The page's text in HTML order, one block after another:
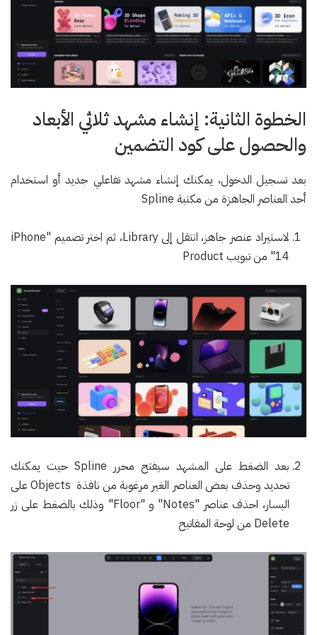
الخطوة الثانية: إنشاء مشهد ثلاثي الأبعاد
والحصول على كود التضمين
بعد تسجيل الدخول، يمكنك إنشاء مشهد تفاعلي جديد أو استخدام
أحد العناصر الجاهزة من مكتبة Spline
لاستيراد عنصر جاهز، انتقل إلى Library، ثم اختر تصميم "iPhone
14" من تبويب Product
بعد الضغط على المشهد سيفتح محرر Spline حيث يمكنك
تحديد وحذف بعض العناصر الغير مرغوبة من نافذة Objects على
اليسار، احذف عناصر "Notes" و "Floor" وذلك بالضغط على زر
Delete من لوحة المفاتيح